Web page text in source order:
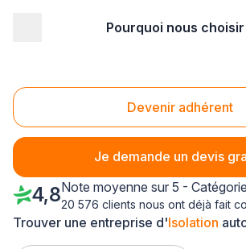
Pourquoi nous choisir
Devenir adhérent
Je demande un devis
Isolation Illkirch-Graffenstaden
Trouver une entreprise d'Isolation
4,8Note moyenne sur 5 - Catégorie
20 576 clients nous ont déjà fait